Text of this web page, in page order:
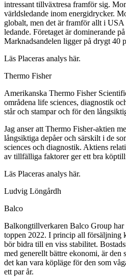
intressant tillväxtresa framför sig.
världsledande inom energidrycker.
globalt, men det är framför allt i USA
ledande. Företaget är dominerande
Marknadsandelen ligger på drygt 40
Läs Placeras analys här.
Thermo Fisher
Amerikanska Thermo Fisher
områdena life sciences, diagnostik
står och stampar och för den
Jag anser att Thermo Fisher-aktien
långsiktiga depåer och särskilt i de
sciences och diagnostik. Aktiens
av tillfälliga faktorer ger ett bra
Läs Placeras analys här.
Ludvig Löngårdh
Balco
Balkongtillverkaren Balco Group
toppen 2022. I princip all försäljning
bör bidra till en viss stabilitet.
med generellt bättre ekonomi, är den
det kan vara köpläge för den som
ett par år.